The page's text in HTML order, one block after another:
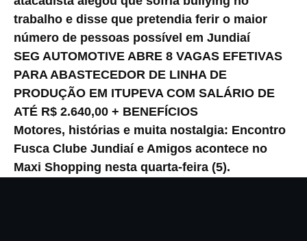
trabalho e disse que pretendia ferir o maior
número de pessoas possível em Jundiaí
SEG AUTOMOTIVE ABRE 8 VAGAS EFETIVAS
PARA ABASTECEDOR DE LINHA DE
PRODUÇÃO EM ITUPEVA COM SALÁRIO DE
ATÉ R$ 2.640,00 + BENEFÍCIOS
Motores, histórias e muita nostalgia: Encontro
Fusca Clube Jundiaí e Amigos acontece no
Maxi Shopping nesta quarta-feira (5).